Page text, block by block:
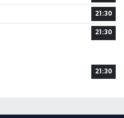
21:30
21:30
21:30